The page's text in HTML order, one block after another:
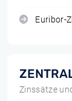
Euribor-
Zinssätze